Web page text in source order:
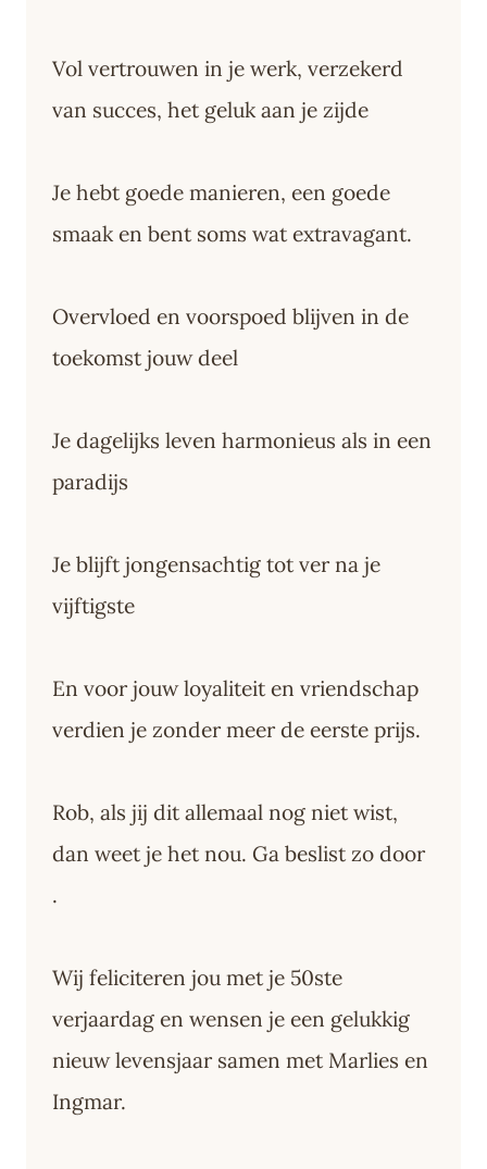
Vol vertrouwen in je werk, verzekerd
van succes, het geluk aan je zijde
Je hebt goede manieren, een goede
smaak en bent soms wat extravagant.
Overvloed en voorspoed blijven in de
toekomst jouw deel
Je dagelijks leven harmonieus als in een
paradijs
Je blijft jongensachtig tot ver na je
vijftigste
En voor jouw loyaliteit en vriendschap
verdien je zonder meer de eerste prijs.
Rob, als jij dit allemaal nog niet wist,
dan weet je het nou. Ga beslist zo door
.
Wij feliciteren jou met je 50ste
verjaardag en wensen je een gelukkig
nieuw levensjaar samen met Marlies en
Ingmar.